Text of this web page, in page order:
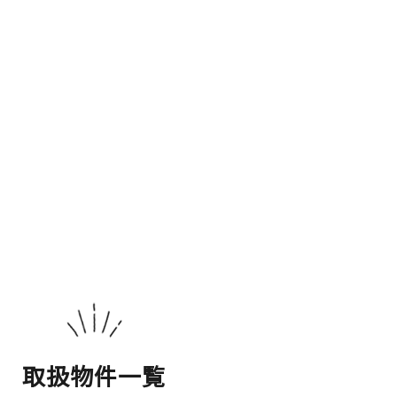
取扱物件一覧